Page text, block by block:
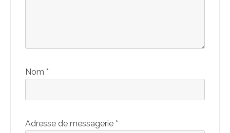
Nom *
Adresse de messagerie *